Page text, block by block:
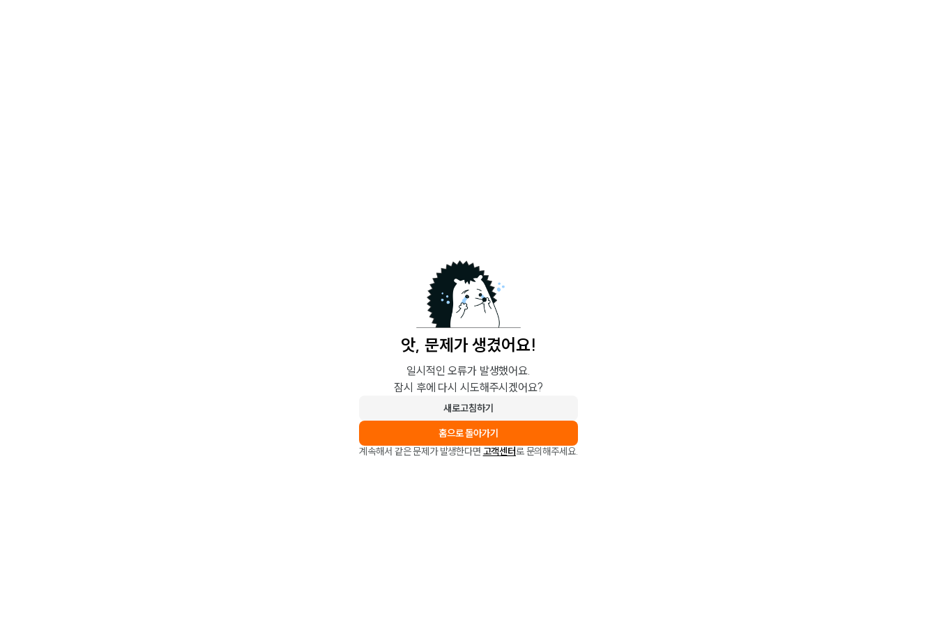
앗, 문제가 생겼어요!
일시적인 오류가 발생했어요.
잠시 후에 다시 시도해주시겠어요?
새로고침하기
홈으로 돌아가기
계속해서 같은 문제가 발생한다면 고객센터로 문의해주세요.